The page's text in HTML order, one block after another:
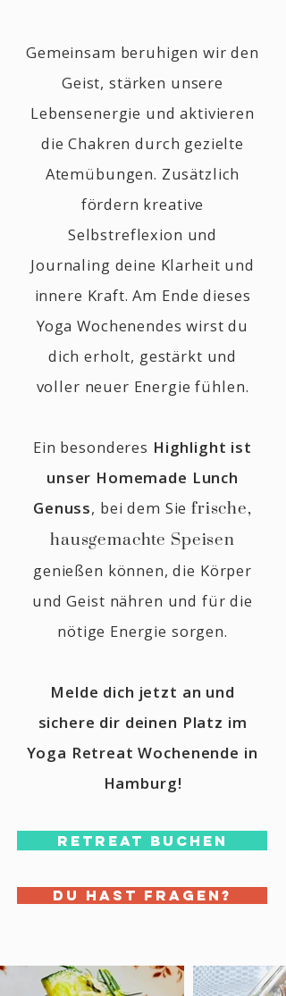
​Gemeinsam beruhigen wir den
Geist, stärken unsere
Lebensenergie und aktivieren
die Chakren durch gezielte
Atemübungen. Zusätzlich
fördern kreative
Selbstreflexion und
Journaling deine Klarheit und
innere Kraft. Am Ende dieses
Yoga Wochenendes wirst du
dich erholt, gestärkt und
voller neuer Energie fühlen.
Ein besonderes Highlight ist
unser Homemade Lunch
Genuss, bei dem Siefrische,
hausgemachte Speisen
genießen können, die Körper
und Geist nähren und für die
nötige Energie sorgen.
Melde dich jetzt an und
sichere dir deinen Platz im
Yoga Retreat Wochenende in
Hamburg!
Retreat buchen
Du hast Fragen?